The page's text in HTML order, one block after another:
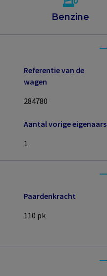
Benzine
Referentie van de
wagen
284780
Aantal vorige eigenaars
1
Paardenkracht
110 pk